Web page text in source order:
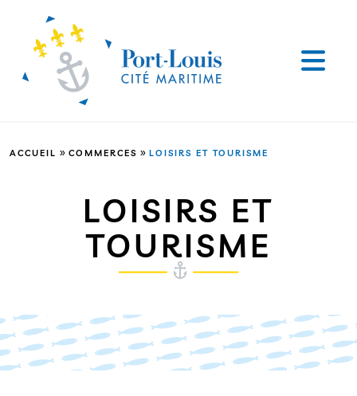
ACCUEIL » COMMERCES » LOISIRS ET TOURISME
LOISIRS ET
TOURISME